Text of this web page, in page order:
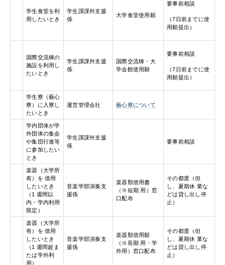
学生食堂を利
用したいとき
学生課課外支援
係
大学食堂使用願
要事前相談
（7日前までに使
用願提出）
国際交流棟の
施設を利用し
たいとき
学生課課外支援
係
国際交流棟・大
学会館使用願
要事前相談
（7日前までに使
用願提出）
学生寮（藝心
寮）に入寮し
たいとき
運営管理会社 藝心寮について
学内団体が学
外団体の集会
や集団行進等
に参加したい
とき
学生課課外支援
係
要事前相談
楽器（大学所
有）を 借用
したいとき
（1 週間以
内・学内利用
限定）
音楽学部演奏支
援係
楽器類借用書
（※短期 用）窓
口配布
その都度（但
し、夏期休 業な
どは貸し出し停
止）
楽器（大学所
有）を 借用
したいとき
（1 週間超ま
たは学外利
用）
音楽学部演奏支
援係
楽器類借用願
（※長期 用・学
外用）窓口配布
その都度（但
し、夏期休 業な
どは貸し出し停
止）